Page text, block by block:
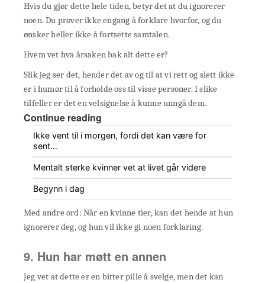
Hvis du gjør dette hele tiden, betyr det at du ignorerer
noen. Du prøver ikke engang å forklare hvorfor, og du
ønsker heller ikke å fortsette samtalen.
Hvem vet hva årsaken bak alt dette er?
Slik jeg ser det, hender det av og til at vi rett og slett ikke
er i humør til å forholde oss til visse personer. I slike
tilfeller er det en velsignelse å kunne unngå dem.
Continue reading
Ikke vent til i morgen, fordi det kan være for
sent…
Mentalt sterke kvinner vet at livet går videre
Begynn i dag
Med andre ord: Når en kvinne tier, kan det hende at hun
ignorerer deg, og hun vil ikke gi noen forklaring.
9. Hun har møtt en annen
Jeg vet at dette er en bitter pille å svelge, men det kan